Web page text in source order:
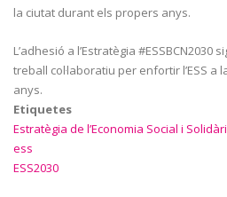
la ciutat durant els propers anys.
L’adhesió a l’Estratègia #ESSBCN2030
treball col·laboratiu per enfortir l’ESS
anys.
Etiquetes
Estratègia de l’Economia Social i
ess
ESS2030